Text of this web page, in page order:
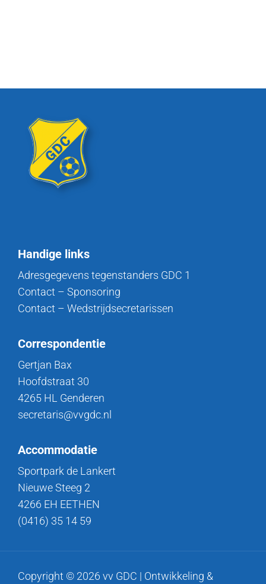
Handige links
Adresgegevens tegenstanders GDC 1
Contact – Sponsoring
Contact – Wedstrijdsecretarissen
Correspondentie
Gertjan Bax
Hoofdstraat 30
4265 HL Genderen
secretaris@vvgdc.nl
Accommodatie
Sportpark de Lankert
Nieuwe Steeg 2
4266 EH EETHEN
(0416) 35 14 59
Copyright © 2026 vv GDC | Ontwikkeling &